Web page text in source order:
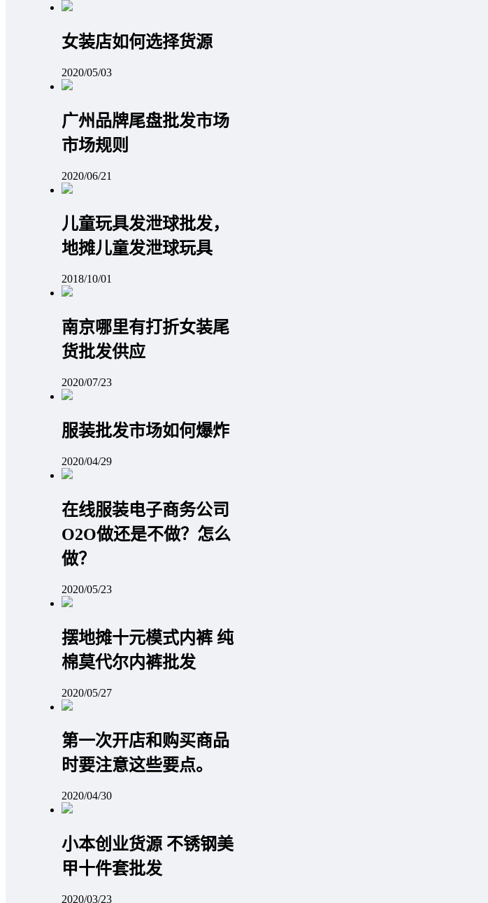
女装店如何选择货源
2020/05/03
广州品牌尾盘批发市场
市场规则
2020/06/21
儿童玩具发泄球批发，
地摊儿童发泄球玩具
2018/10/01
南京哪里有打折女装尾
货批发供应
2020/07/23
服装批发市场如何爆炸
2020/04/29
在线服装电子商务公司
O2O做还是不做？怎么
做？
2020/05/23
摆地摊十元模式内裤 纯
棉莫代尔内裤批发
2020/05/27
第一次开店和购买商品
时要注意这些要点。
2020/04/30
小本创业货源 不锈钢美
甲十件套批发
2020/03/23